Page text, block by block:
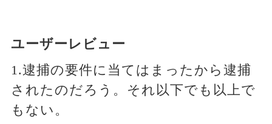
ユーザーレビュー
1.逮捕の要件に当てはまったから逮捕
されたのだろう。それ以下でも以上で
もない。